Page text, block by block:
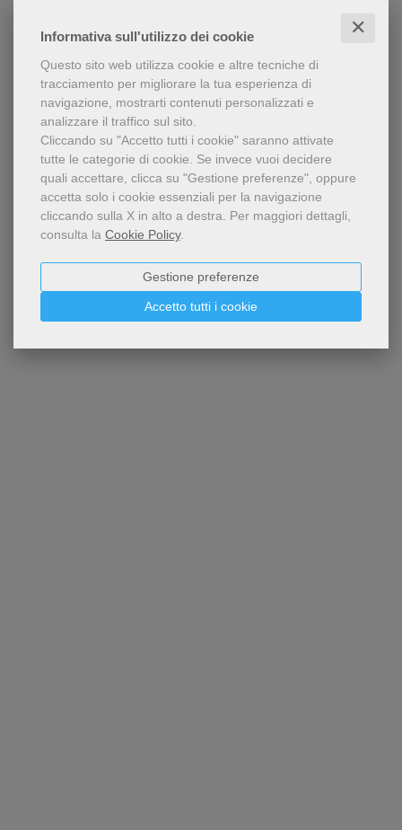
Informativa sull'utilizzo dei cookie ✕
Questo sito web utilizza cookie e altre tecniche di
tracciamento per migliorare la tua esperienza di
navigazione, mostrarti contenuti personalizzati e
analizzare il traffico sul sito.
Cliccando su "Accetto tutti i cookie" saranno attivate
tutte le categorie di cookie. Se invece vuoi decidere
quali accettare, clicca su "Gestione preferenze", oppure
accetta solo i cookie essenziali per la navigazione
cliccando sulla X in alto a destra. Per maggiori dettagli,
consulta la Cookie Policy.
Accetto tutti i cookie
Gestione preferenze